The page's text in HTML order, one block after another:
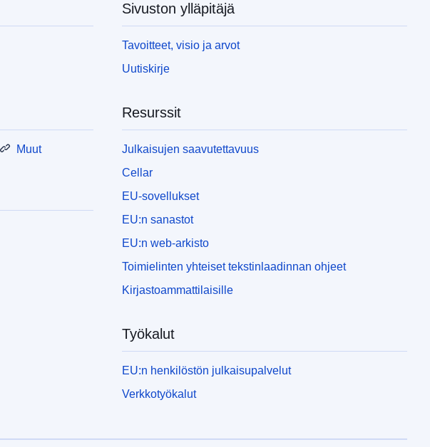
Muut
Sivuston ylläpitäjä
Tavoitteet, visio ja arvot
Uutiskirje
Resurssit
Julkaisujen saavutettavuus
Cellar
EU-sovellukset
EU:n sanastot
EU:n web-arkisto
Toimielinten yhteiset tekstinlaadinnan ohjeet
Kirjastoammattilaisille
Työkalut
EU:n henkilöstön julkaisupalvelut
Verkkotyökalut